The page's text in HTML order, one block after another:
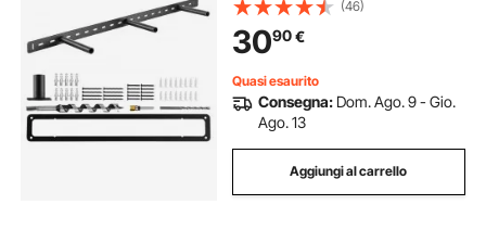
157,4 x 38,1 mm Capacità di Peso di
86 kg per Montaggio a Parete
(46)
3090€
Quasi esaurito
Consegna: Dom. Ago. 9 - Gio.
Ago. 13
Aggiungi al carrello